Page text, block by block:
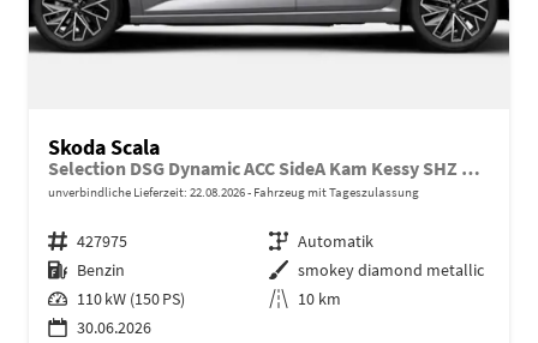
Skoda Scala
Selection DSG Dynamic ACC SideA Kam Kessy SHZ SunS
unverbindliche Lieferzeit: 22.08.2026 Fahrzeug mit Tageszulassung
Fahrzeugnr. 427975 Getriebe Automatik
Kraftstoff Benzin Außenfarbe smokey diamond metallic
Leistung 110 kW (150 PS) Kilometerstand 10 km
30.06.2026